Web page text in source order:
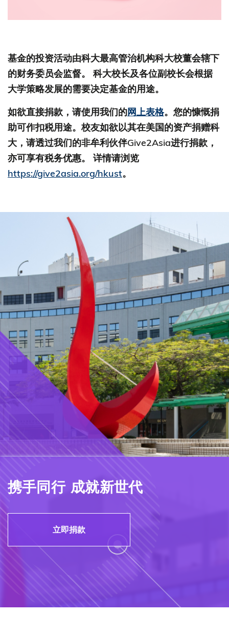
基金的投资活动由科大最高管治机构科大校董会辖下
的财务委员会监督。 科大校长及各位副校长会根据
大学策略发展的需要决定基金的用途。
如欲直接捐款，请使用我们的网上表格。您的慷慨捐
助可作扣税用途。校友如欲以其在美国的资产捐赠科
大，请透过我们的非牟利伙伴Give2Asia进行捐款，
亦可享有税务优惠。 详情请浏览
https://give2asia.org/hkust。
携手同行 成就新世代
立即捐款